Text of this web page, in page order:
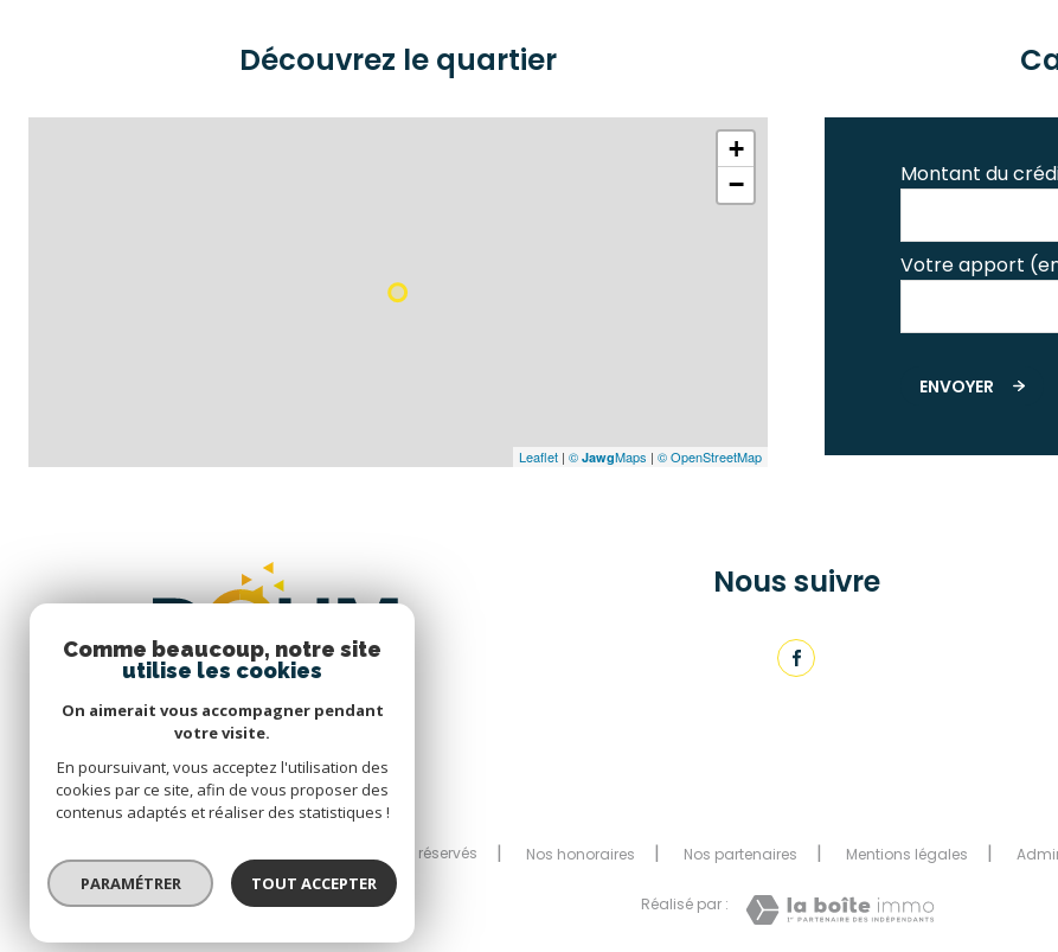
Découvrez le quartier
+
−
Leaflet | © JawgMaps | © OpenStreetMap
Montant du
Votre apport
ENVOYER
Nous suivre
© 2026 | Tous droits réservés Nos honoraires Nos partenaires Mentions légales
Réalisé par :
Comme beaucoup, notre site
utilise les cookies
On aimerait vous accompagner pendant
votre visite.
En poursuivant, vous acceptez l'utilisation des
cookies par ce site, afin de vous proposer des
contenus adaptés et réaliser des statistiques !
PARAMÉTRER TOUT ACCEPTER